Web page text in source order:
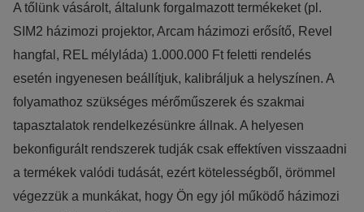
​​A tőlünk vásárolt, általunk forgalmazott termékeket (pl.
SIM2 házimozi projektor, Arcam házimozi erősítő, Revel
hangfal, REL mélyláda) 1.000.000 Ft feletti rendelés
esetén ingyenesen beállítjuk, kalibráljuk a helyszínen. A
folyamathoz szükséges mérőműszerek és szakmai
tapasztalatok rendelkezésünkre állnak. A helyesen
bekonfigurált rendszerek tudják csak effektíven visszaadni
a termékek valódi tudását, ezért kötelességből, örömmel
végezzük a munkákat, hogy Ön egy jól működő házimozi